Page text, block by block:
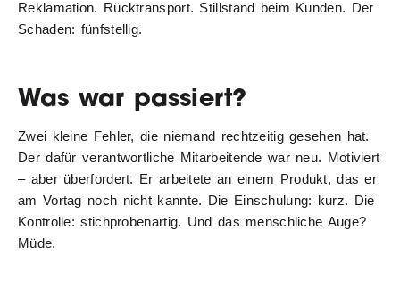
Reklamation. Rücktransport. Stillstand beim Kunden. Der
Schaden: fünfstellig.
Was war passiert?
Zwei kleine Fehler, die niemand rechtzeitig gesehen hat.
Der dafür verantwortliche Mitarbeitende war neu. Motiviert
– aber überfordert. Er arbeitete an einem Produkt, das er
am Vortag noch nicht kannte. Die Einschulung: kurz. Die
Kontrolle: stichprobenartig. Und das menschliche Auge?
Müde.